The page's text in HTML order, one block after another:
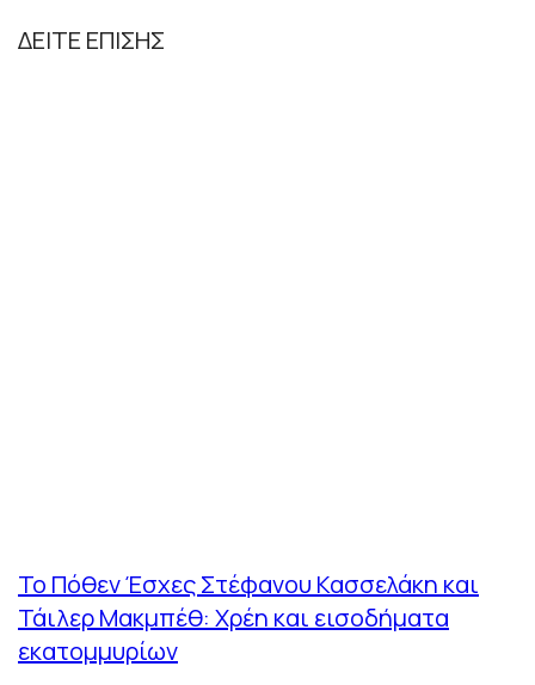
ΔΕΙΤΕ ΕΠΙΣΗΣ
Το Πόθεν Έσχες Στέφανου Κασσελάκη και
Τάιλερ Μακμπέθ: Χρέη και εισοδήματα
εκατομμυρίων